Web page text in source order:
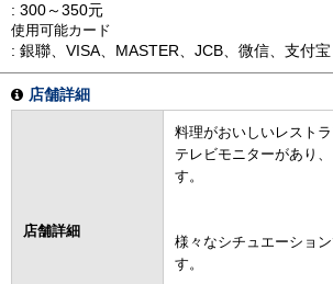
: 300～350元
使用可能カード
: 銀聯、VISA、MASTER、JCB、微信、支付宝
店舗詳細
店舗詳細
料理がおいしいレスト
テレビモニターがあり
す。
様々なシチュエーショ
す。